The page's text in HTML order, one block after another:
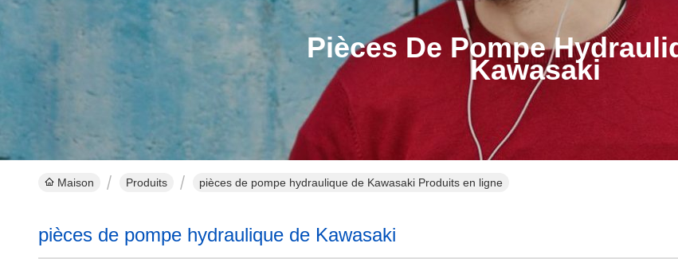
Pièces De Pompe
Kawasaki
Maison Produits pièces de pompe hydraulique de Kawasaki Produits en ligne
pièces de pompe hydraulique de Kawasaki